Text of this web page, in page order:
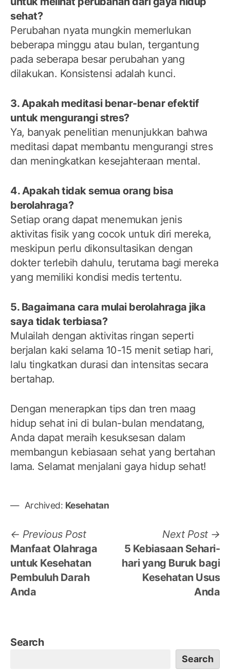
sehat?
Perubahan nyata mungkin memerlukan
beberapa minggu atau bulan, tergantung
pada seberapa besar perubahan yang
dilakukan. Konsistensi adalah kunci.
3. Apakah meditasi benar-benar efektif
untuk mengurangi stres?
Ya, banyak penelitian menunjukkan bahwa
meditasi dapat membantu mengurangi stres
dan meningkatkan kesejahteraan mental.
4. Apakah tidak semua orang bisa
berolahraga?
Setiap orang dapat menemukan jenis
aktivitas fisik yang cocok untuk diri mereka,
meskipun perlu dikonsultasikan dengan
dokter terlebih dahulu, terutama bagi mereka
yang memiliki kondisi medis tertentu.
5. Bagaimana cara mulai berolahraga jika
saya tidak terbiasa?
Mulailah dengan aktivitas ringan seperti
berjalan kaki selama 10-15 menit setiap hari,
lalu tingkatkan durasi dan intensitas secara
bertahap.
Dengan menerapkan tips dan tren maag
hidup sehat ini di bulan-bulan mendatang,
Anda dapat meraih kesuksesan dalam
membangun kebiasaan sehat yang bertahan
lama. Selamat menjalani gaya hidup sehat!
Archived: Kesehatan
Post
navigation
Previous PostPrevious
post:
Manfaat Olahraga
untuk Kesehatan
Pembuluh Darah
Anda
Next Post
5 Kebiasaan Sehari-
hari yang Buruk bagi
Kesehatan Usus
Anda
Search
Search